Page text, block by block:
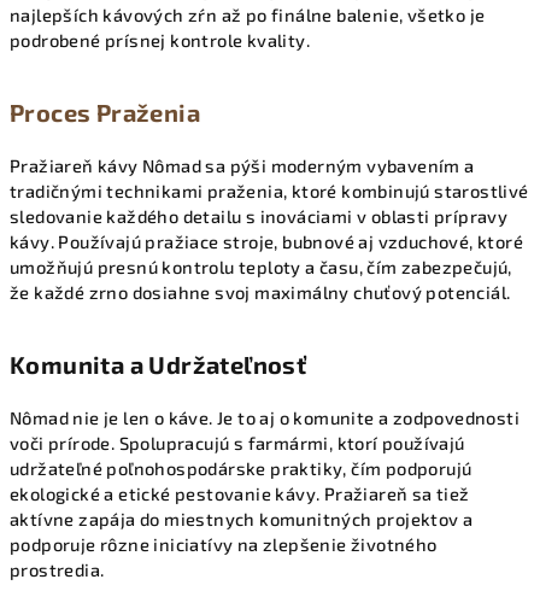
najlepších kávových zŕn až po finálne balenie, všetko je
podrobené prísnej kontrole kvality.
Proces Praženia
Pražiareň kávy Nômad sa pýši moderným vybavením a
tradičnými technikami praženia, ktoré kombinujú starostlivé
sledovanie každého detailu s inováciami v oblasti prípravy
kávy. Používajú pražiace stroje, bubnové aj vzduchové, ktoré
umožňujú presnú kontrolu teploty a času, čím zabezpečujú,
že každé zrno dosiahne svoj maximálny chuťový potenciál.
Komunita a Udržateľnosť
Nômad nie je len o káve. Je to aj o komunite a zodpovednosti
voči prírode. Spolupracujú s farmármi, ktorí používajú
udržateľné poľnohospodárske praktiky, čím podporujú
ekologické a etické pestovanie kávy. Pražiareň sa tiež
aktívne zapája do miestnych komunitných projektov a
podporuje rôzne iniciatívy na zlepšenie životného
prostredia.